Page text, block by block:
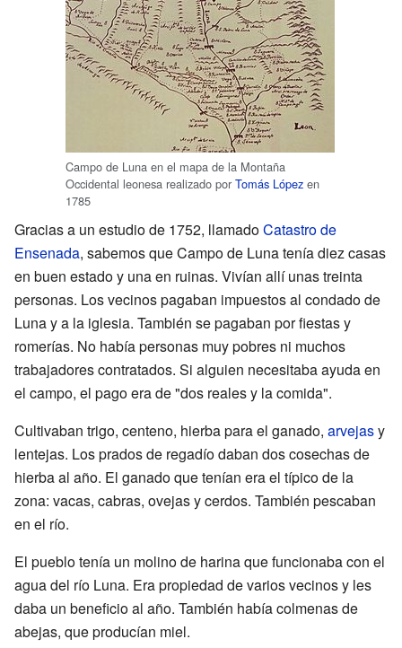
Campo de Luna en el mapa de la Montaña
Occidental leonesa realizado por Tomás López en
1785
Gracias a un estudio de 1752, llamadoCatastro de
Ensenada, sabemos que Campo de Luna tenía diez casas
en buen estado y una en ruinas. Vivían allí unas treinta
personas. Los vecinos pagaban impuestos al condado de
Luna y a la iglesia. También se pagaban por fiestas y
romerías. No había personas muy pobres ni muchos
trabajadores contratados. Si alguien necesitaba ayuda en
el campo, el pago era de "dos reales y la comida".
Cultivaban trigo, centeno, hierba para el ganado, arvejasy
lentejas. Los prados de regadío daban dos cosechas de
hierba al año. El ganado que tenían era el típico de la
zona: vacas, cabras, ovejas y cerdos. También pescaban
en el río.
El pueblo tenía un molino de harina que funcionaba con el
agua del río Luna. Era propiedad de varios vecinos y les
daba un beneficio al año. También había colmenas de
abejas, que producían miel.